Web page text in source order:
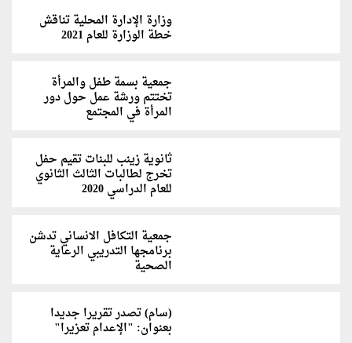
وزارة الإدارة المحلية تناقش
خطة الوزارة للعام 2021
جمعية بسمة طفل والمرأة
تختتم ورشة عمل حول دور
المرأة في المجتمع
ثانوية زينب للبنات تقيم حفل
تخرج لطالبات الثالث الثانوي
للعام الدراسي 2020
جمعية التكافل الانساني تدشن
برنامجها التدريبي الرعاية
الصحية
(سام) تصدر تقريرا جديدا
بعنوان: "الإعدام تعزيرا"